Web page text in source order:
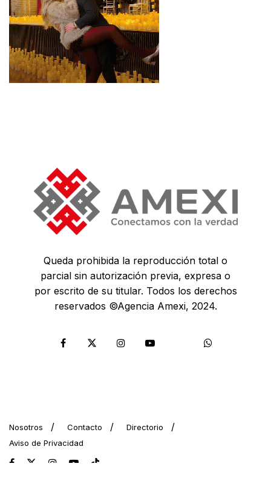
Queda prohibida la reproducción total o
parcial sin autorización previa, expresa o
por escrito de su titular. Todos los derechos
reservados ©Agencia Amexi, 2024.
Nosotros Contacto
Directorio
Aviso de Privacidad